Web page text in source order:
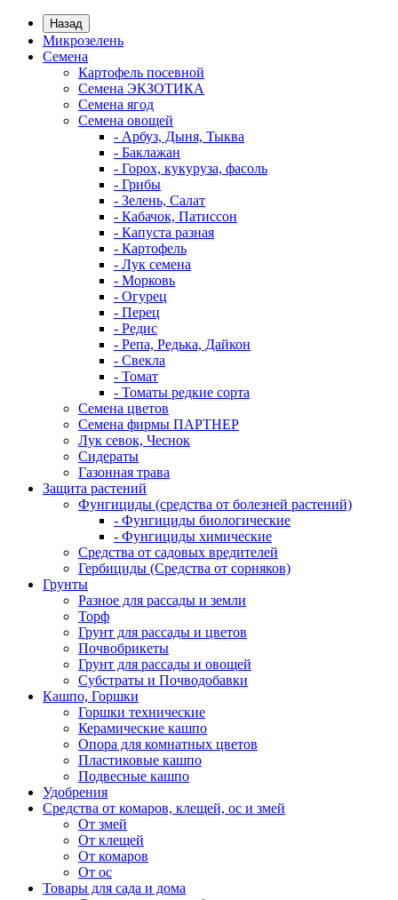
Назад
Микрозелень
Семена
Картофель посевной
Семена ЭКЗОТИКА
Семена ягод
Семена овощей
- Арбуз, Дыня, Тыква
- Баклажан
- Горох, кукуруза, фасоль
- Грибы
- Зелень, Салат
- Кабачок, Патиссон
- Капуста разная
- Картофель
- Лук семена
- Морковь
- Огурец
- Перец
- Редис
- Репа, Редька, Дайкон
- Свекла
- Томат
- Томаты редкие сорта
Семена цветов
Семена фирмы ПАРТНЕР
Лук севок, Чеснок
Сидераты
Газонная трава
Защита растений
Фунгициды (средства от болезней растений)
- Фунгициды биологические
- Фунгициды химические
Средства от садовых вредителей
Гербициды (Средства от сорняков)
Грунты
Разное для рассады и земли
Торф
Грунт для рассады и цветов
Почвобрикеты
Грунт для рассады и овощей
Субстраты и Почводобавки
Кашпо, Горшки
Горшки технические
Керамические кашпо
Опора для комнатных цветов
Пластиковые кашпо
Подвесные кашпо
Удобрения
Средства от комаров, клещей, ос и змей
От змей
От клещей
От комаров
От ос
Товары для сада и дома